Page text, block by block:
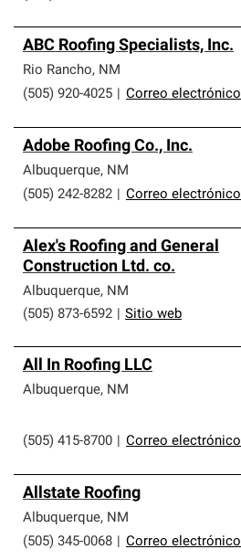
ABC Roofing Specialists, Inc.
Rio Rancho, NM
(505) 920-4025
Correo electrónico
Adobe Roofing Co., Inc.
Albuquerque, NM
(505) 242-8282
Correo electrónico
Alex's Roofing and General
Construction Ltd. co.
Albuquerque, NM
(505) 873-6592
Sitio web
All In Roofing LLC
Albuquerque, NM
(505) 415-8700 Correo electrónico
Allstate Roofing
Albuquerque, NM
(505) 345-0068
Correo electrónico